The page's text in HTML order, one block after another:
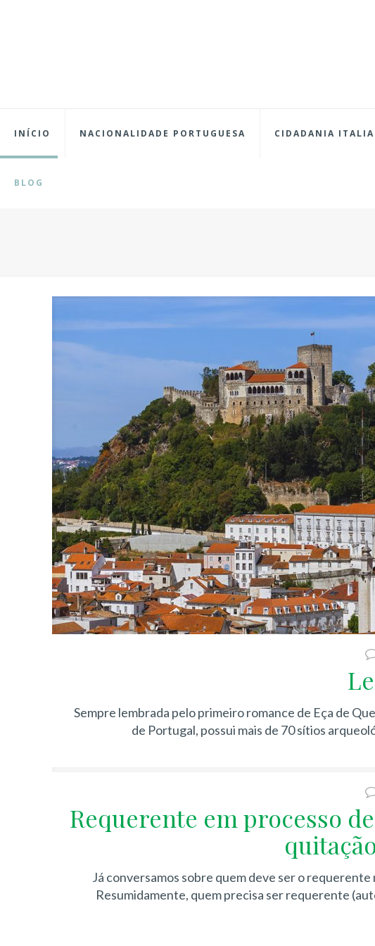
INÍCIO NACIONALIDADE PORTUGUESA CIDADANIA
BLOG
Sempre lembrada pelo primeiro romance de Eça de
de Portugal, possui mais de 70 sítios
Requerente em processo
Já conversamos sobre quem deve ser o
Resumidamente, quem precisa ser requerente